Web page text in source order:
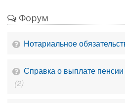
Форум
Нотариальное
Справка о выплате
(2)